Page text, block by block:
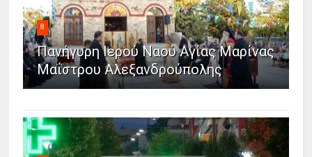
8
Πανήγυρη Ιερού Ναού Αγίας Μαρίνας
Μαΐστρου Αλεξανδρούπολης